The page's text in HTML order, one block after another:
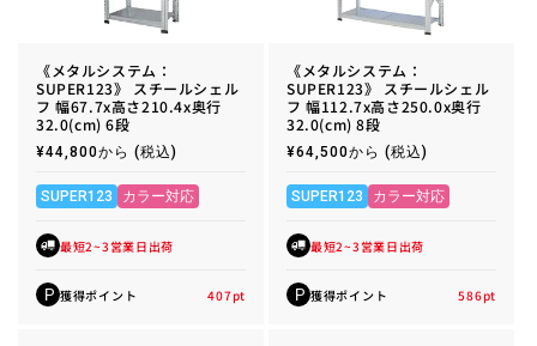
《メタルシステム：
SUPER123》 スチールシェル
フ 幅67.7x高さ210.4x奥行
32.0(cm) 6段
通
価
格
¥44,800から (税込)
SUPER123 カラー対応
最短2~3営業日出荷
P 獲得ポイント 407pt
《メタルシステム：
SUPER123》 スチールシェル
フ 幅112.7x高さ250.0x奥行
32.0(cm) 8段
通
価
格
¥64,500から (税込)
SUPER123 カラー対応
最短2~3営業日出荷
P 獲得ポイント 586pt